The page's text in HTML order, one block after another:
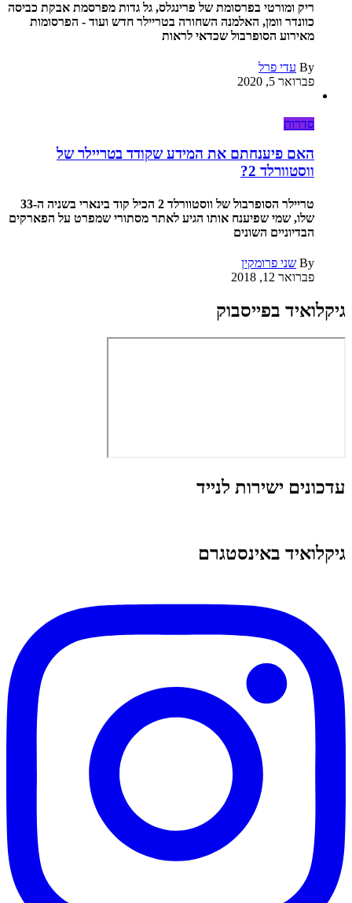
ריק ומורטי בפרסומת של פרינגלס, גל גדות מפרסמת אבקת כביסה
כוונדר וומן, האלמנה השחורה בטריילר חדש ועוד - הפרסומות
מאירוע הסופרבול שכדאי לראות
By עדי פרל
פברואר 5, 2020
סדרות
האם פיענחתם את המידע שקודד בטריילר של
ווסטוורלד 2?
טריילר הסופרבול של ווסטוורלד 2 הכיל קוד בינארי בשניה ה-33
שלו, שמי שפיענח אותו הגיע לאתר מסתורי שמפרט על הפארקים
הבדיוניים השונים
By שני פרומקין
פברואר 12, 2018
גיקלואיד בפייסבוק
עדכונים ישירות לנייד
גיקלואיד באינסטגרם